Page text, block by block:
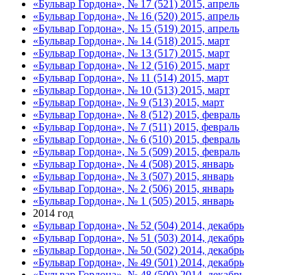
«Бульвар Гордона», № 17 (521) 2015, апрель
«Бульвар Гордона», № 16 (520) 2015, апрель
«Бульвар Гордона», № 15 (519) 2015, апрель
«Бульвар Гордона», № 14 (518) 2015, март
«Бульвар Гордона», № 13 (517) 2015, март
«Бульвар Гордона», № 12 (516) 2015, март
«Бульвар Гордона», № 11 (514) 2015, март
«Бульвар Гордона», № 10 (513) 2015, март
«Бульвар Гордона», № 9 (513) 2015, март
«Бульвар Гордона», № 8 (512) 2015, февраль
«Бульвар Гордона», № 7 (511) 2015, февраль
«Бульвар Гордона», № 6 (510) 2015, февраль
«Бульвар Гордона», № 5 (509) 2015, февраль
«Бульвар Гордона», № 4 (508) 2015, январь
«Бульвар Гордона», № 3 (507) 2015, январь
«Бульвар Гордона», № 2 (506) 2015, январь
«Бульвар Гордона», № 1 (505) 2015, январь
2014 год
«Бульвар Гордона», № 52 (504) 2014, декабрь
«Бульвар Гордона», № 51 (503) 2014, декабрь
«Бульвар Гордона», № 50 (502) 2014, декабрь
«Бульвар Гордона», № 49 (501) 2014, декабрь